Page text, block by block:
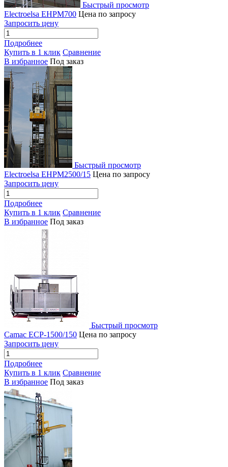
Быстрый просмотр
Electroelsa EHPM700 Цена по запросу
Запросить цену
Подробнее
Купить в 1 клик Сравнение
В избранное Под заказ
Быстрый просмотр
Electroelsa EHPM2500/15 Цена по запросу
Запросить цену
Подробнее
Купить в 1 клик Сравнение
В избранное Под заказ
Быстрый просмотр
Camac ECP-1500/150 Цена по запросу
Запросить цену
Подробнее
Купить в 1 клик Сравнение
В избранное Под заказ